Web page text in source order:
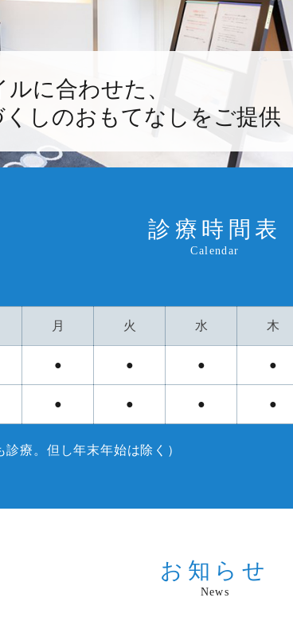
に合わせた、
しのおもてなしをご提供
診療時間表
Calendar
月 火 水 木
● ● ● ●
● ● ● ●
療。但し年末年始は除く）
お知らせ
News